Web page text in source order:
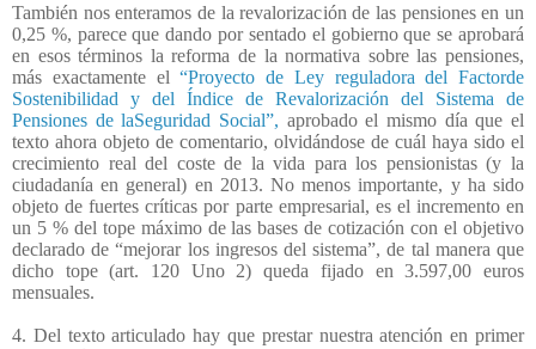
También nos enteramos de la revalorización de las pensiones en un
0,25 %, parece que dando por sentado el gobierno que se aprobará
en esos términos la reforma de la normativa sobre las pensiones,
más exactamente el“Proyecto de Ley reguladora del Factorde
Sostenibilidad y del Índice de Revalorización del Sistema de
Pensiones de laSeguridad Social”, aprobado el mismo día que el
texto ahora objeto de comentario, olvidándose de cuál haya sido el
crecimiento real del coste de la vida para los pensionistas (y la
ciudadanía en general) en 2013. No menos importante, y ha sido
objeto de fuertes críticas por parte empresarial, es el incremento en
un 5 % del tope máximo de las bases de cotización con el objetivo
declarado de “mejorar los ingresos del sistema”, de tal manera que
dicho tope (art. 120 Uno 2) queda fijado en 3.597,00 euros
mensuales.
4. Del texto articulado hay que prestar nuestra atención en primer